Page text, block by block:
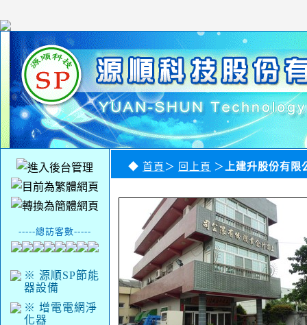
-----總訪客數-----
※ 源順SP節能
器設備
※ 增電電網淨
化器
◆ 首頁 ＞ 回上頁 ＞ 上建升股份有限